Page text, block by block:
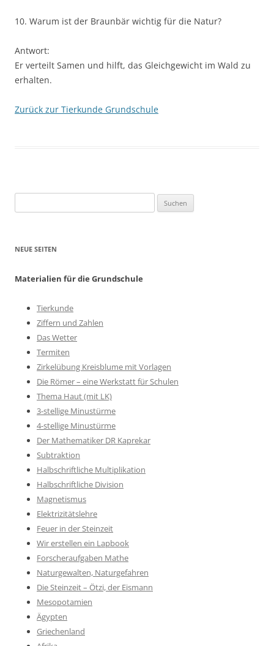
10. Warum ist der Braunbär wichtig für die Natur?
Antwort:
Er verteilt Samen und hilft, das Gleichgewicht im Wald zu
erhalten.
Zurück zur Tierkunde Grundschule
nach:
NEUE SEITEN
Materialien für die Grundschule
Tierkunde
Ziffern und Zahlen
Das Wetter
Termiten
Zirkelübung Kreisblume mit Vorlagen
Die Römer – eine Werkstatt für Schulen
Thema Haut (mit LK)
3-stellige Minustürme
4-stellige Minustürme
Der Mathematiker DR Kaprekar
Subtraktion
Halbschriftliche Multiplikation
Halbschriftliche Division
Magnetismus
Elektrizitätslehre
Feuer in der Steinzeit
Wir erstellen ein Lapbook
Forscheraufgaben Mathe
Naturgewalten, Naturgefahren
Die Steinzeit – Ötzi, der Eismann
Mesopotamien
Ägypten
Griechenland